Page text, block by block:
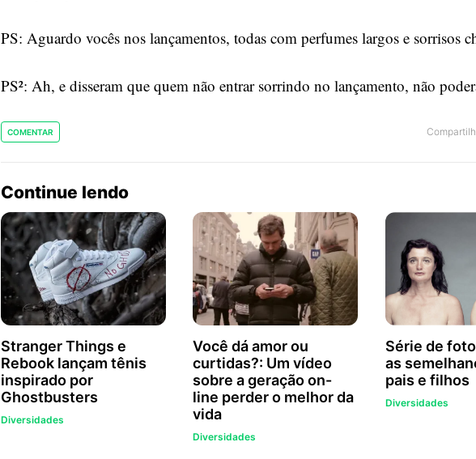
PS: Aguardo vocês nos lançamentos, todas com perfumes largos e sorrisos
PS²: Ah, e disseram que quem não entrar sorrindo no lançamento, não
COMENTAR
Continue lendo
Stranger Things e
Rebook lançam tênis
inspirado por
Ghostbusters
Diversidades
Você dá amor ou
curtidas?: Um vídeo
sobre a geração on-
line perder o melhor da
vida
Diversidades
Série de
as
pais e filhos
Diversidades